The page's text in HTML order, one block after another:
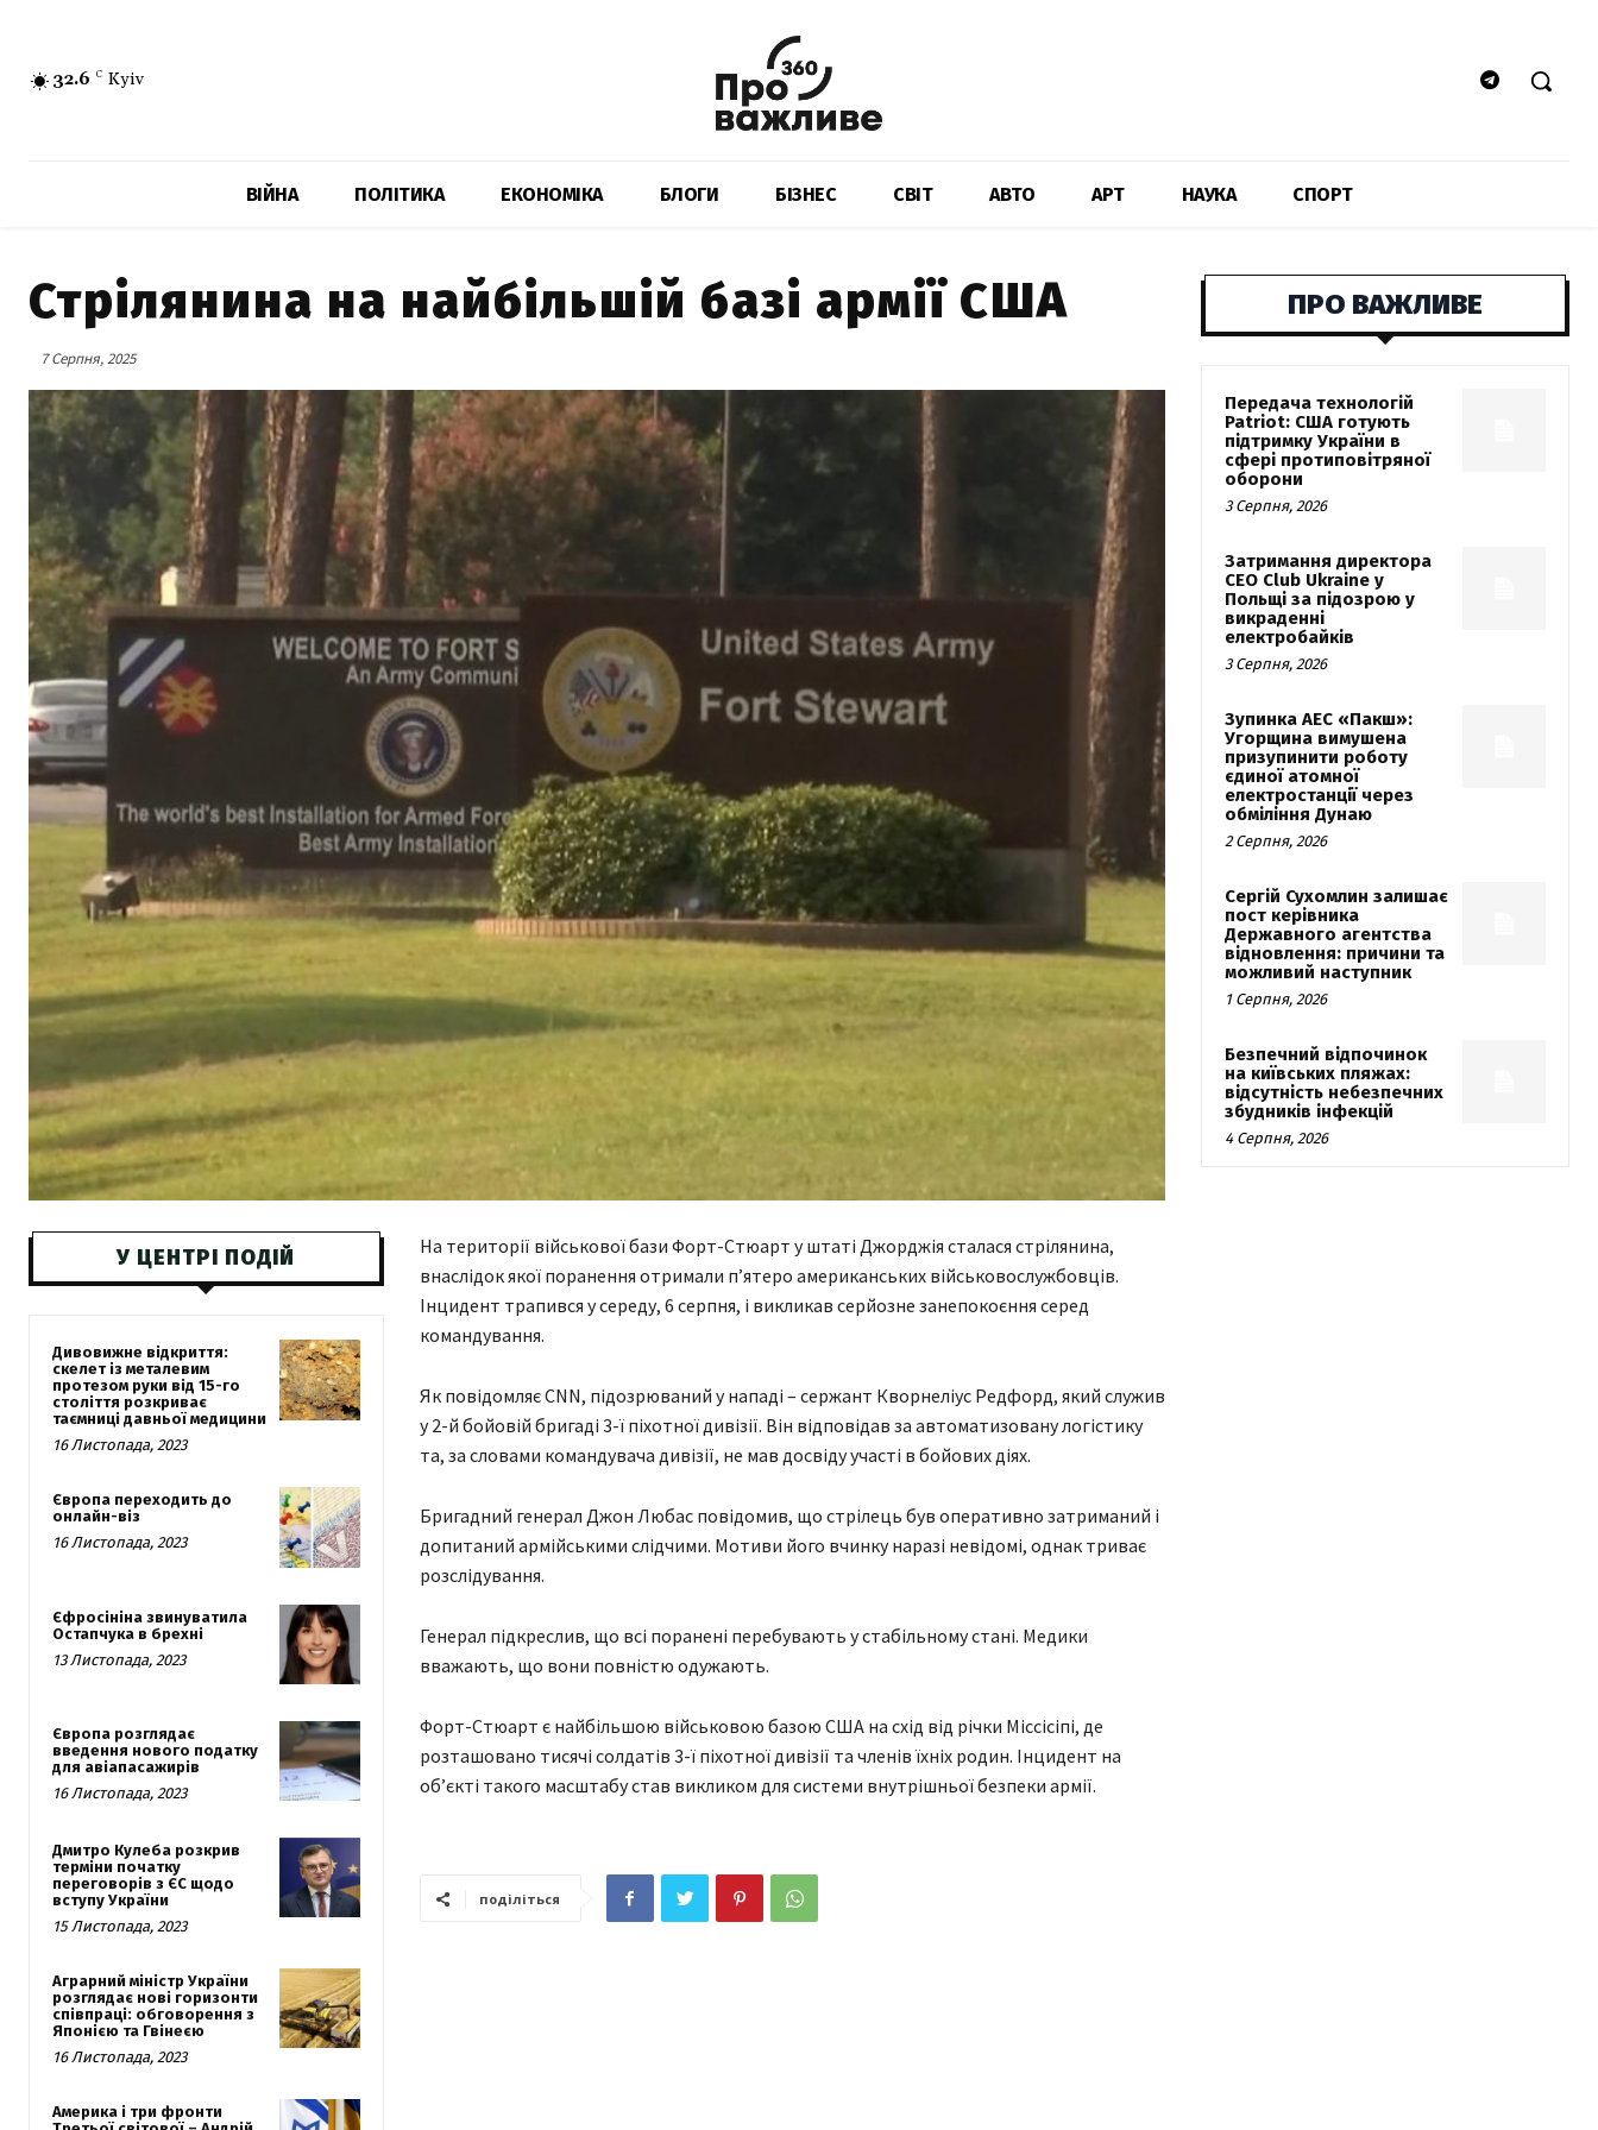
32.6 C Kyiv
ВІЙНА ПОЛІТИКА ЕКОНОМІКА БЛОГИ БІЗНЕС СВІТ АВТО АРТ НАУКА СПОРТ
Стрілянина на найбільшій базі армії США
7 Серпня, 2025
У ЦЕНТРІ ПОДІЙ
Дивовижне відкриття:
скелет із металевим
протезом руки від 15-го
століття розкриває
таємниці давньої медицини
16 Листопада, 2023
Європа переходить до
онлайн-віз
16 Листопада, 2023
Єфросініна звинуватила
Остапчука в брехні
13 Листопада, 2023
Європа розглядає
введення нового податку
для авіапасажирів
16 Листопада, 2023
Дмитро Кулеба розкрив
терміни початку
переговорів з ЄС щодо
вступу України
15 Листопада, 2023
Аграрний міністр України
розглядає нові горизонти
співпраці: обговорення з
Японією та Гвінеєю
16 Листопада, 2023
Америка і три фронти
На території військової бази Форт-Стюарт у штаті Джорджія сталася стрілянина,
внаслідок якої поранення отримали п’ятеро американських військовослужбовців.
Інцидент трапився у середу, 6 серпня, і викликав серйозне занепокоєння серед
командування.
Як повідомляє CNN, підозрюваний у нападі – сержант Кворнеліус Редфорд, який служив
у 2-й бойовій бригаді 3-ї піхотної дивізії. Він відповідав за автоматизовану логістику
та, за словами командувача дивізії, не мав досвіду участі в бойових діях.
Бригадний генерал Джон Любас повідомив, що стрілець був оперативно затриманий і
допитаний армійськими слідчими. Мотиви його вчинку наразі невідомі, однак триває
розслідування.
Генерал підкреслив, що всі поранені перебувають у стабільному стані. Медики
вважають, що вони повністю одужають.
Форт-Стюарт є найбільшою військовою базою США на схід від річки Міссісіпі, де
розташовано тисячі солдатів 3-ї піхотної дивізії та членів їхніх родин. Інцидент на
об’єкті такого масштабу став викликом для системи внутрішньої безпеки армії.
поділіться
ПРО ВАЖЛИВЕ
Передача технологій
Patriot: США готують
підтримку України в
сфері протиповітряної
оборони
3 Серпня, 2026
Затримання директора
CEO Club Ukraine у
Польщі за підозрою у
викраденні
електробайків
3 Серпня, 2026
Зупинка АЕС «Пакш»:
Угорщина вимушена
призупинити роботу
єдиної атомної
електростанції через
обміління Дунаю
2 Серпня, 2026
Сергій Сухомлин залишає
пост керівника
Державного агентства
відновлення: причини та
можливий наступник
1 Серпня, 2026
Безпечний відпочинок
на київських пляжах:
відсутність небезпечних
збудників інфекцій
4 Серпня, 2026